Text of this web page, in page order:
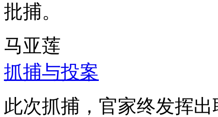
批捕。
马亚莲
抓捕与投案
此次抓捕，官家终发挥